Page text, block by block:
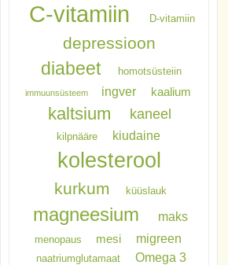
C-vitamiin D-vitamiin
depressioon
diabeet homotsüsteiin
immuunsüsteem ingver kaalium
kaltsium kaneel
kilpnääre kiudaine
kolesterool
kurkum küüslauk
magneesium maks
menopaus mesi migreen
naatriumglutamaat
Omega 3